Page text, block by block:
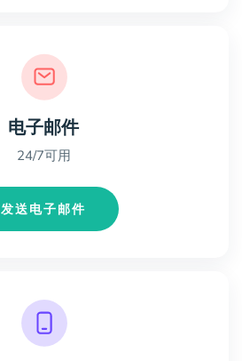
电子邮件
24/7可用
发送电子邮件